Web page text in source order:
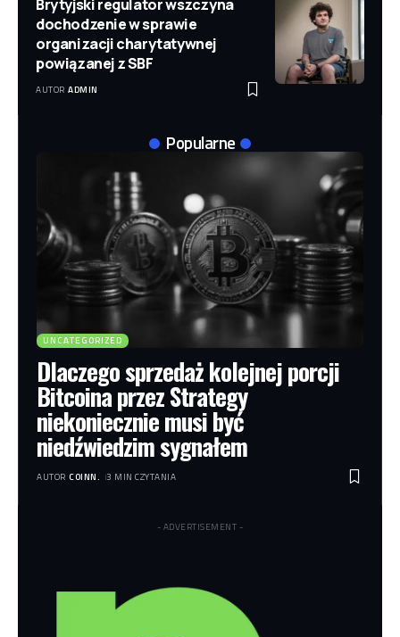
Brytyjski regulator wszczyna
dochodzenie w sprawie
organizacji charytatywnej
powiązanej z SBF
AUTOR ADMIN
Popularne
UNCATEGORIZED
Dlaczego sprzedaż kolejnej porcji
Bitcoina przez Strategy
niekoniecznie musi być
niedźwiedzim sygnałem
AUTOR COINN. 3 MIN CZYTANIA
- ADVERTISEMENT -